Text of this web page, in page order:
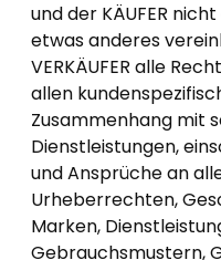
und der KÄUFER
etwas anderes
VERKÄUFER alle
allen
Zusammenhang mit
Dienstleistungen,
und Ansprüche an
Urheberrechten,
Marken,
Gebrauchsmustern,